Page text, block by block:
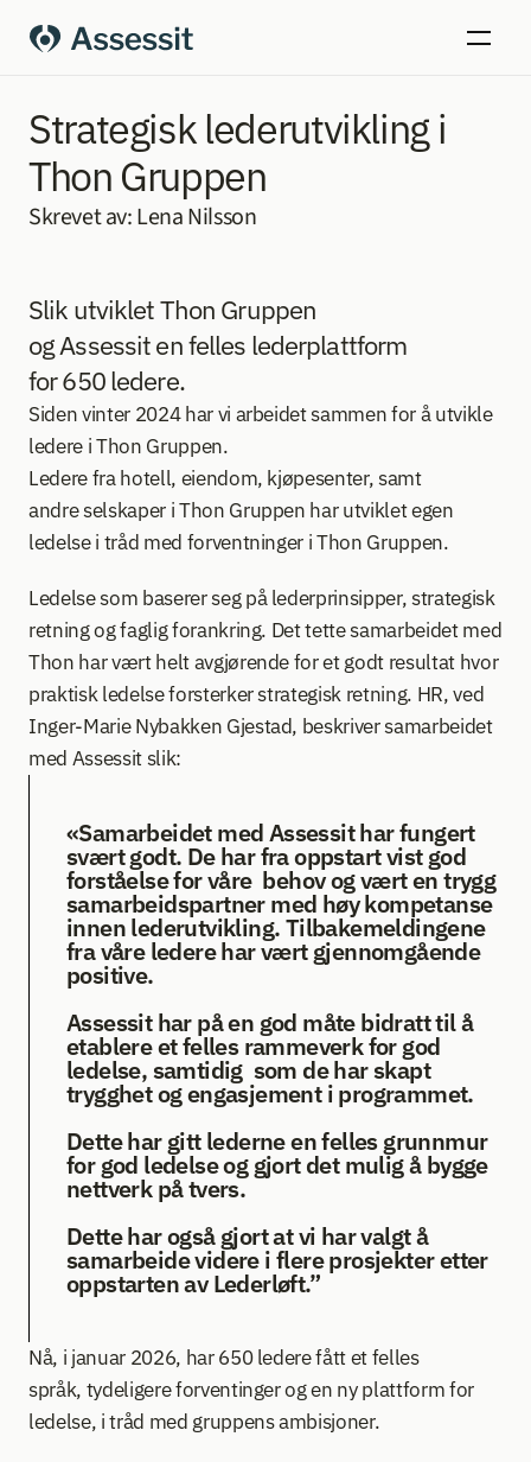
Strategisk lederutvikling i
Thon Gruppen
Skrevet av: Lena Nilsson
Slik utviklet Thon Gruppen
og Assessit en felles lederplattform
for 650 ledere.
Siden vinter 2024 har vi arbeidet sammen for å utvikle
ledere i Thon Gruppen.
Ledere fra hotell, eiendom, kjøpesenter, samt
andre selskaper i Thon Gruppen har utviklet egen
ledelse i tråd med forventninger i Thon Gruppen.
Ledelse som baserer seg på lederprinsipper, strategisk
retning og faglig forankring. Det tette samarbeidet med
Thon har vært helt avgjørende for et godt resultat hvor
praktisk ledelse forsterker strategisk retning. HR, ved
Inger-Marie Nybakken Gjestad, beskriver samarbeidet
med Assessit slik:
«Samarbeidet med Assessit har fungert
svært godt. De har fra oppstart vist god
forståelse for våre  behov og vært en trygg
samarbeidspartner med høy kompetanse
innen lederutvikling. Tilbakemeldingene
fra våre ledere har vært gjennomgående
positive.
Assessit har på en god måte bidratt til å
etablere et felles rammeverk for god
ledelse, samtidig  som de har skapt
trygghet og engasjement i programmet.
Dette har gitt lederne en felles grunnmur
for god ledelse og gjort det mulig å bygge
nettverk på tvers.
Dette har også gjort at vi har valgt å
samarbeide videre i flere prosjekter etter
oppstarten av Lederløft.”
Nå, i januar 2026, har 650 ledere fått et felles
språk, tydeligere forventinger og en ny plattform for
ledelse, i tråd med gruppens ambisjoner.